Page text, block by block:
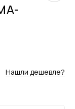
Нашли дешевле?